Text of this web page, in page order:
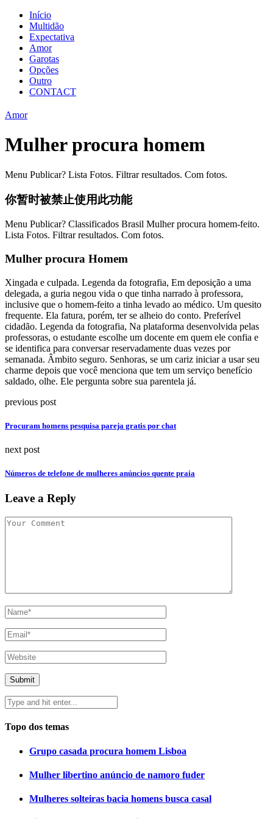
Início
Multidão
Expectativa
Amor
Garotas
Opções
Outro
CONTACT
Amor
Mulher procura homem
Menu Publicar? Lista Fotos. Filtrar resultados. Com fotos.
你暂时被禁止使用此功能
Menu Publicar? Classificados Brasil Mulher procura homem-feito.
Lista Fotos. Filtrar resultados. Com fotos.
Mulher procura Homem
Xingada e culpada. Legenda da fotografia, Em deposição a uma
delegada, a guria negou vida o que tinha narrado à professora,
inclusive que o homem-feito a tinha levado ao médico. Um quesito
frequente. Ela fatura, porém, ter se alheio do conto. Preferível
cidadão. Legenda da fotografia, Na plataforma desenvolvida pelas
professoras, o estudante escolhe um docente em quem ele confia e
se identifica para conversar reservadamente duas vezes por
semanada. Âmbito seguro. Senhoras, se um cariz iniciar a usar seu
charme depois que você menciona que tem um serviço benefício
saldado, olhe. Ele pergunta sobre sua parentela já.
previous post
Procuram homens pesquisa pareja gratis por chat
next post
Números de telefone de mulheres anúncios quente praia
Leave a Reply
Topo dos temas
Grupo casada procura homem Lisboa
Mulher libertino anúncio de namoro fuder
Mulheres solteiras bacia homens busca casal